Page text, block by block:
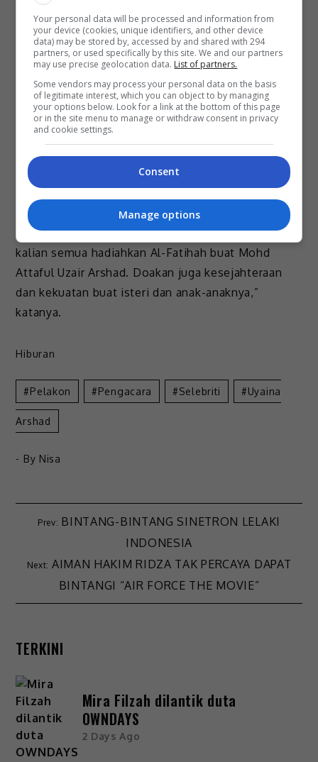
terlalu baik. Anak yang baik. Abang yang baik.
Suami yang baik. Ayah yang baik. Lepas arwah baba
meninggal dunia, dia jadi ketua keluarga.
“Dari kecil lagi dia dah tunjukkan contoh yang baik
untuk kami adik-adik. Dia masuk asrama. Kami
semua nak masuk asrama. Dia berjaya dalam
pelajaran. Kami semua nak berjaya dalam pelajaran.
Dia sentiasa dahulukan ummi. Kami adik-adik
berebut nak berbakti untuk ummi. Dia baik,
pemurah dan penyayang.
“Abangku Uzair, semoga syurga menantimu. Minta
kalian semua hadiahkan Al-Fatihah buat Mohd
Attaful Uzair Arshad. Doakan juga kesejahteraan
dan kekuatan buat isteri dan anak-anaknya,”
katanya.
Hiburan
Pelakon Pengacara Selebriti Uyaina
Arshad
- By Nisa
BINTANG-BINTANG SINETRON LELAKI
INDONESIA
AIMAN HAKIM RIDZA TAK PERCAYA DAPAT
BINTANGI “AIR FORCE THE MOVIE”
TERKINI
Mira Filzah dilantik duta
OWNDAYS
2 Days Ago
Your personal data will be processed and information from
your device (cookies, unique identifiers, and other device
data) may be stored by, accessed by and shared with 294
partners, or used specifically by this site. We and our partners
may use precise geolocation data. List of partners.
Some vendors may process your personal data on the basis
of legitimate interest, which you can object to by managing
your options below. Look for a link at the bottom of this page
or in the site menu to manage or withdraw consent in privacy
and cookie settings.
Consent
Manage options